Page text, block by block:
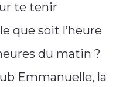
te tenir
que soit l’heure
du matin ?
Emmanuelle, la